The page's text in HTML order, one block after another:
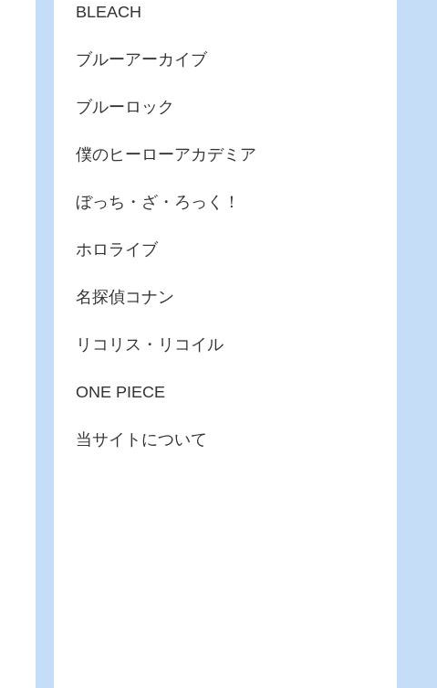
BLEACH
ブルーアーカイブ
ブルーロック
僕のヒーローアカデミア
ぼっち・ざ・ろっく！
ホロライブ
名探偵コナン
リコリス・リコイル
ONE PIECE
当サイトについて